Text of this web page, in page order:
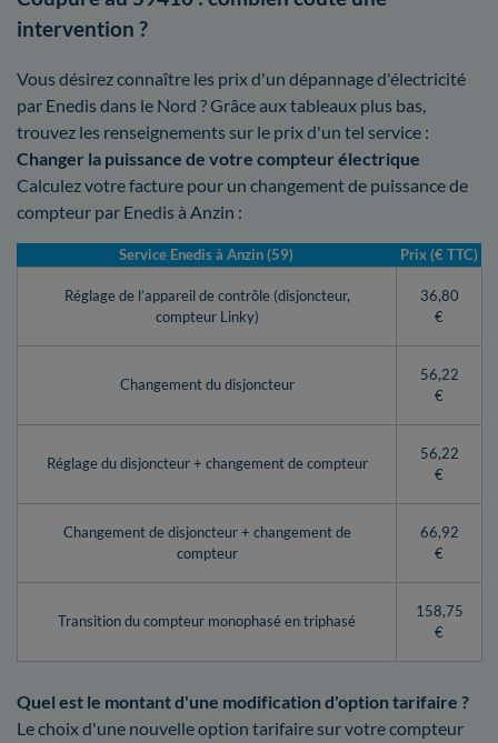
intervention ?
Vous désirez connaître les prix d'un dépannage d'électricité
par Enedis dans le Nord ? Grâce aux tableaux plus bas,
trouvez les renseignements sur le prix d'un tel service :
Changer la puissance de votre compteur électrique
Calculez votre facture pour un changement de puissance de
compteur par Enedis à Anzin :
Service Enedis à Anzin (59) Prix (€ TTC)
Réglage de l’appareil de contrôle (disjoncteur,
compteur Linky)
36,80
€
Changement du disjoncteur
56,22
€
Réglage du disjoncteur + changement de compteur
56,22
€
Changement de disjoncteur + changement de
compteur
66,92
€
Transition du compteur monophasé en triphasé
158,75
€
Quel est le montant d'une modification d'option tarifaire ?
Le choix d'une nouvelle option tarifaire sur votre compteur